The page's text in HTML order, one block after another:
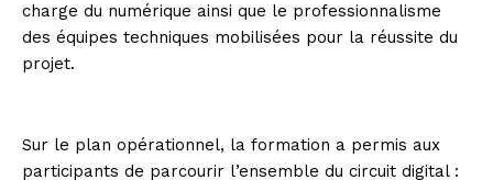
charge du numérique ainsi que le professionnalisme
des équipes techniques mobilisées pour la réussite du
projet.
Sur le plan opérationnel, la formation a permis aux
participants de parcourir l’ensemble du circuit digital :